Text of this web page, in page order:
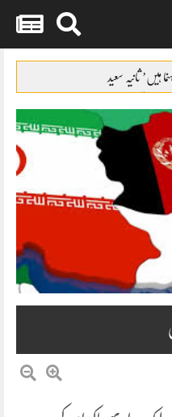
ہیں’ ثانیہ سعید
اپنا راستہ خود بنا، عباس
اور اہلیہ کیسے بن گئیں
کر دیا